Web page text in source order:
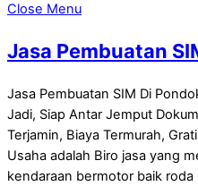
Close Menu
Jasa Pembuatan
Jasa Pembuatan SIM Di
Jadi, Siap Antar Jemput
Terjamin, Biaya Termurah,
Usaha adalah Biro jasa yang
kendaraan bermotor baik